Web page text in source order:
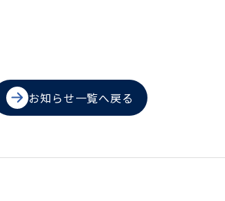
お知らせ一覧へ戻る